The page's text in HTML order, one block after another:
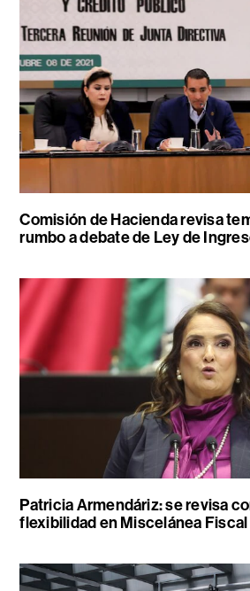
Comisión de Hacienda revisa
rumbo a debate de Ley de
Patricia Armendáriz: se revisa
flexibilidad en Miscelánea Fiscal